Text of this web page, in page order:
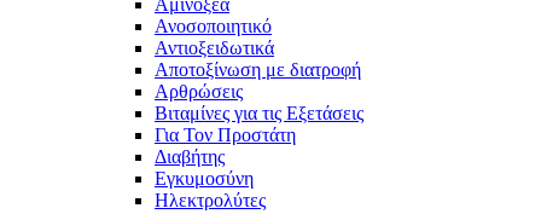
Αμινοξέα
Ανοσοποιητικό
Αντιοξειδωτικά
Αποτοξίνωση με διατροφή
Αρθρώσεις
Βιταμίνες για τις Εξετάσεις
Για Τον Προστάτη
Διαβήτης
Εγκυμοσύνη
Ηλεκτρολύτες